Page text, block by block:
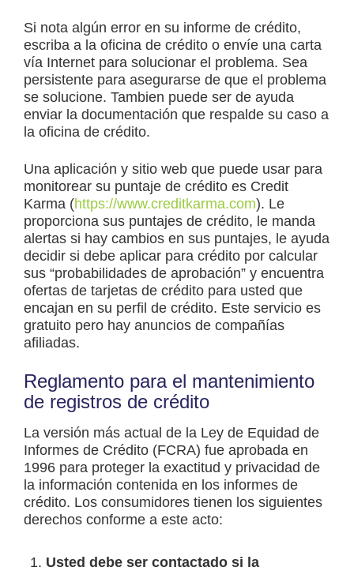
Si nota algún error en su informe de crédito,
escriba a la oficina de crédito o envíe una carta
vía Internet para solucionar el problema. Sea
persistente para asegurarse de que el problema
se solucione. Tambien puede ser de ayuda
enviar la documentación que respalde su caso a
la oficina de crédito.
Una aplicación y sitio web que puede usar para
monitorear su puntaje de crédito es Credit
Karma (https://www.creditkarma.com). Le
proporciona sus puntajes de crédito, le manda
alertas si hay cambios en sus puntajes, le ayuda
decidir si debe aplicar para crédito por calcular
sus “probabilidades de aprobación” y encuentra
ofertas de tarjetas de crédito para usted que
encajan en su perfil de crédito. Este servicio es
gratuito pero hay anuncios de compañías
afiliadas.
Reglamento para el mantenimiento
de registros de crédito
La versión más actual de la Ley de Equidad de
Informes de Crédito (FCRA) fue aprobada en
1996 para proteger la exactitud y privacidad de
la información contenida en los informes de
crédito. Los consumidores tienen los siguientes
derechos conforme a este acto:
Usted debe ser contactado si la